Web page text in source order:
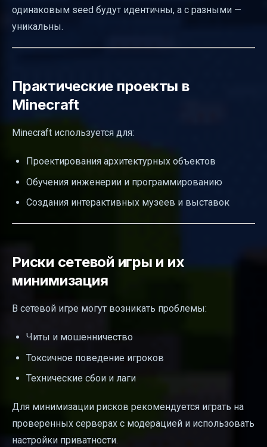
одинаковым seed будут идентичны, а с разными —
уникальны.
Практические проекты в
Minecraft
Minecraft используется для:
Проектирования архитектурных объектов
Обучения инженерии и программированию
Создания интерактивных музеев и выставок
Риски сетевой игры и их
минимизация
В сетевой игре могут возникать проблемы:
Читы и мошенничество
Токсичное поведение игроков
Технические сбои и лаги
Для минимизации рисков рекомендуется играть на
проверенных серверах с модерацией и использовать
настройки приватности.